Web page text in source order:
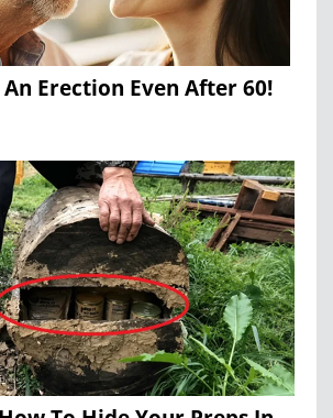
Erection Even After 60!